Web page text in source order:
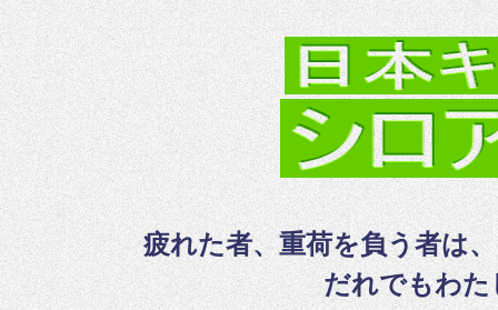
疲れた者、重荷を負う者は、
だれでもわ